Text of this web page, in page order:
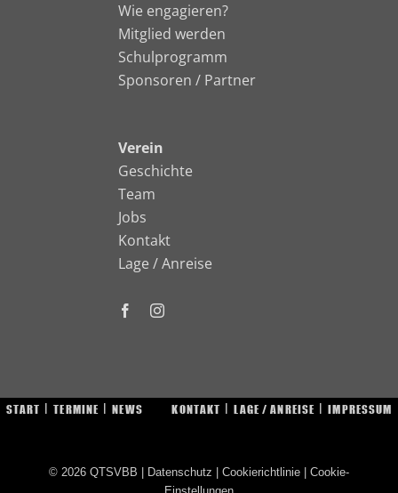
Wie engagieren?
Mitglied werden
Schulprogramm
Sponsoren / Partner
Verein
Geschichte
Team
Jobs
Kontakt
Lage / Anreise
START TERMINE NEWS KONTAKT LAGE / ANREISE IMPRESSUM
© 2026 QTSVBB Datenschutz Cookierichtlinie
Cookie-